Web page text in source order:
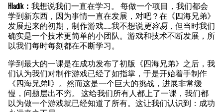
Hladík： 我想说我们一直在学习。 每做一个项目，我们都会
学到新东西，因为事情一直在发展，对吧？在《四海兄弟》
发展起来的初期，制作游戏……我不想说更容易，但当时我们
确实是一个技术更简单的小团队。游戏和技术不断发展，所
以我们每时每刻都在不断学习。
学到最大的一课是在成功发布了初版《四海兄弟》之后，我
们认为我们对制作游戏已经了如指掌，于是开始着手制作
《四海兄弟II》。然而这是一个巨大的挑战，进展非常缓
慢，问题层出不穷。 这给我们所有人都上了一课，我们都
以为做一个游戏就已经知道了所有。这让我们认识到：成功